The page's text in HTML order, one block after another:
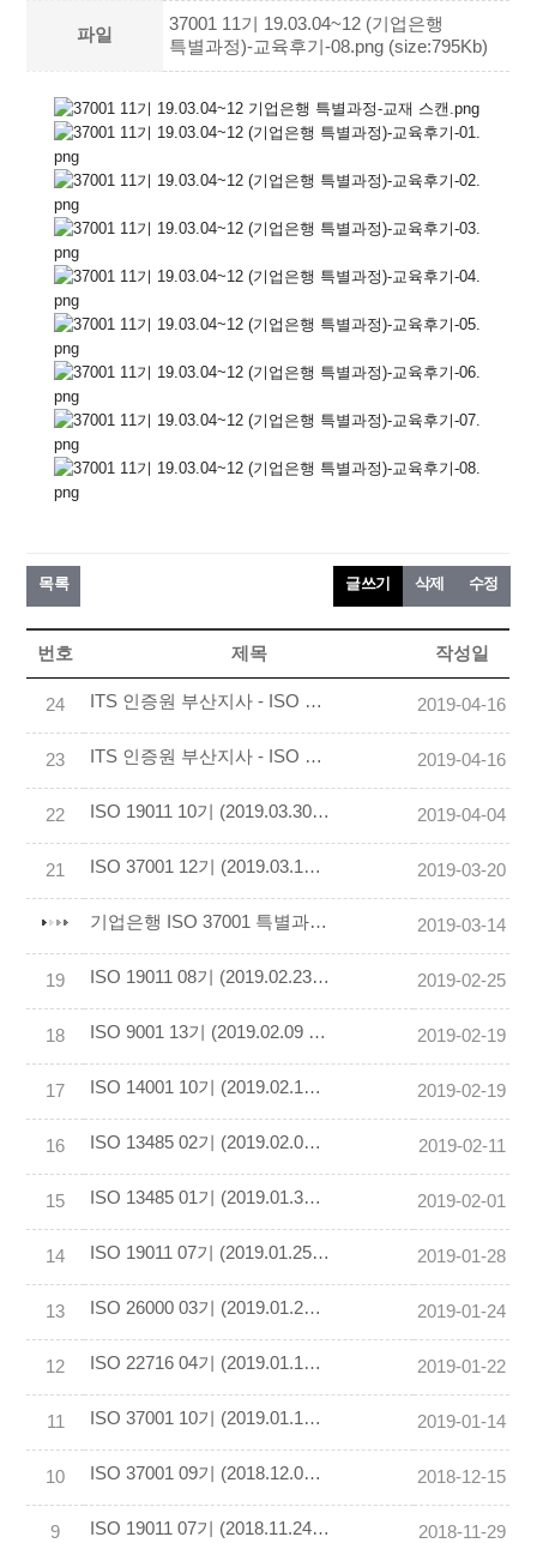
파일
37001 11기 19.03.04~12 (기업은행
특별과정)-교육후기-08.png (size:795Kb)
목록 수정
삭제
글쓰기
번호 제목 작성일
24 ITS 인증원 부산지사 - ISO 9001 (2019.04.06 ~ 07) 교육후기 작성 2019-04-16
23 ITS 인증원 부산지사 - ISO 19011 (2019.04.13 ~ 14) 교육후기 작성 2019-04-16
22 ISO 19011 10기 (2019.03.30~31) 교육후기 작성 2019-04-04
21 ISO 37001 12기 (2019.03.16~17) 교육후기 작성 2019-03-20
기업은행 ISO 37001 특별과정 11기 (2019.03.04,05,11,12) 교육후기 작성 2019-03-14
19 ISO 19011 08기 (2019.02.23 & 24) 교육후기 작성 2019-02-25
18 ISO 9001 13기 (2019.02.09 & 16) 교육후기 작성 2019-02-19
17 ISO 14001 10기 (2019.02.10 & 17) 교육후기 작성 2019-02-19
16 ISO 13485 02기 (2019.02.09~10) 교육후기 작성 2019-02-11
15 ISO 13485 01기 (2019.01.30~31) 교육후기 작성 2019-02-01
14 ISO 19011 07기 (2019.01.25~27) 교육후기 작성 2019-01-28
13 ISO 26000 03기 (2019.01.23~24) 교육후기 작성 2019-01-24
12 ISO 22716 04기 (2019.01.19~20) 교육후기 작성 2019-01-22
11 ISO 37001 10기 (2019.01.12~13) 교육후기 작성 2019-01-14
10 ISO 37001 09기 (2018.12.08~09) 교육후기 작성 2018-12-15
9 ISO 19011 07기 (2018.11.24~25) 교육후기 작성 2018-11-29